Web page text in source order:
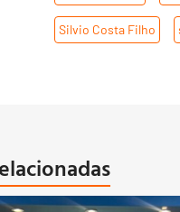
Silvio Costa Filho